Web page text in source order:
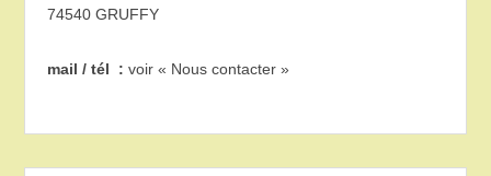
74540 GRUFFY
mail / tél :voir « Nous contacter »